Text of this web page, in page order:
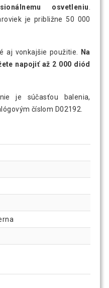
osvetleniu
je približne 50 000
aj vonkajšie použitie.
Na
napojiť až 2 000 diód
je súčasťou balenia,
číslom D02192.